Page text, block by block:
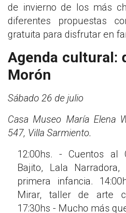
de invierno de los más
diferentes propuestas
gratuita para disfrutar en
Agenda cultural:
Morón
Sábado 26 de julio
Casa Museo María Elena
547, Villa Sarmiento.
12:00hs. - Cuentos al
Bajito, Lala
primera infancia.
Mirar, taller de arte
17:30hs - Mucho más